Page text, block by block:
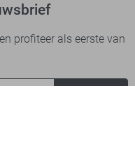
profiteer als eerste van